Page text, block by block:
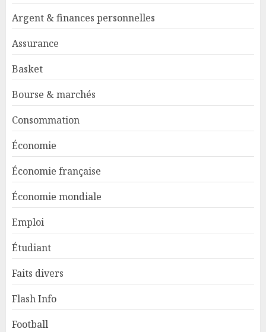
Argent & finances personnelles
Assurance
Basket
Bourse & marchés
Consommation
Économie
Économie française
Économie mondiale
Emploi
Étudiant
Faits divers
Flash Info
Football